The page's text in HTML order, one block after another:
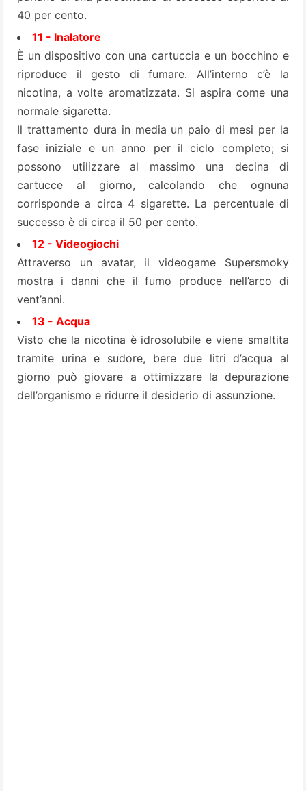
40 per cento.
11 - Inalatore
È un dispositivo con una cartuccia e un bocchino e
riproduce il gesto di fumare. All’interno c’è la
nicotina, a volte aromatizzata. Si aspira come una
normale sigaretta.
Il trattamento dura in media un paio di mesi per la
fase iniziale e un anno per il ciclo completo; si
possono utilizzare al massimo una decina di
cartucce al giorno, calcolando che ognuna
corrisponde a circa 4 sigarette. La percentuale di
successo è di circa il 50 per cento.
12 - Videogiochi
Attraverso un avatar, il videogame Supersmoky
mostra i danni che il fumo produce nell’arco di
vent’anni.
13 - Acqua
Visto che la nicotina è idrosolubile e viene smaltita
tramite urina e sudore, bere due litri d’acqua al
giorno può giovare a ottimizzare la depurazione
dell’organismo e ridurre il desiderio di assunzione.